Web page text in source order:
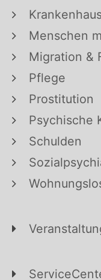
Menschen
Migration &
Pflege
Prostitution
Psychische
Schulden